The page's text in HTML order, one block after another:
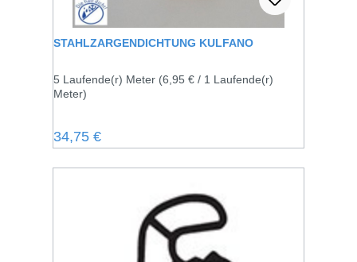
STAHLZARGENDICHTUNG KULFANO
5 Laufende(r) Meter (6,95 € / 1 Laufende(r)
Meter)
Regulärer Preis:
34,75 €